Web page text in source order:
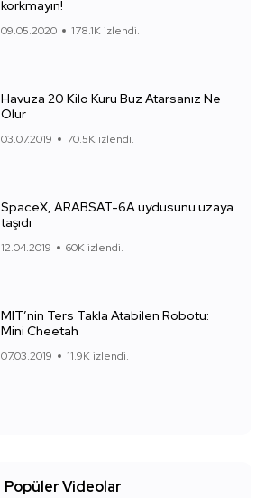
korkmayın!
09.05.2020 178.1K izlendi.
Havuza 20 Kilo Kuru Buz Atarsanız Ne
Olur
03.07.2019 70.5K izlendi.
SpaceX, ARABSAT-6A uydusunu uzaya
taşıdı
12.04.2019 60K izlendi.
MIT’nin Ters Takla Atabilen Robotu:
Mini Cheetah
07.03.2019 11.9K izlendi.
Popüler Videolar